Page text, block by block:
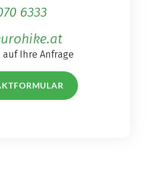
6333
Ihre Anfrage